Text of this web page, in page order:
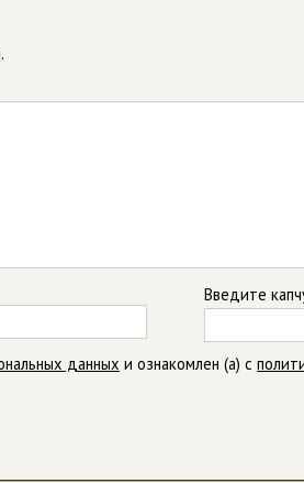
Введите
данных и ознакомлен (а) с